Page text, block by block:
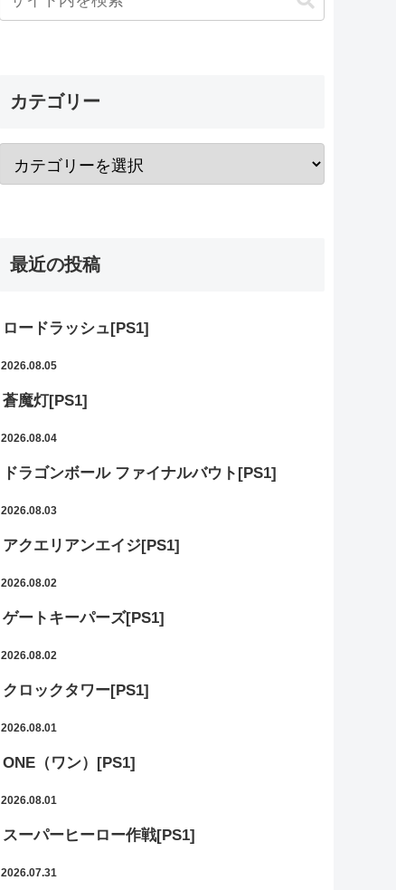
カテゴリー
最近の投稿
ロードラッシュ[PS1]
2026.08.05
蒼魔灯[PS1]
2026.08.04
ドラゴンボール ファイナルバウト[PS1]
2026.08.03
アクエリアンエイジ[PS1]
2026.08.02
ゲートキーパーズ[PS1]
2026.08.02
クロックタワー[PS1]
2026.08.01
ONE（ワン）[PS1]
2026.08.01
スーパーヒーロー作戦[PS1]
2026.07.31